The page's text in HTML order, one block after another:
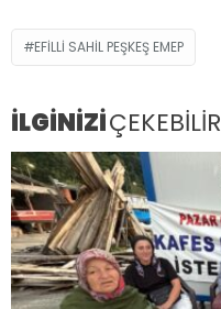
EFILLI SAHIL PEŞKEŞ EMEP
İLGİNİZİÇEKEBİLİR